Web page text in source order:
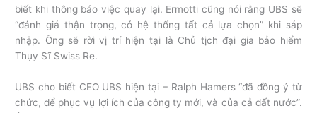
biết khi thông báo việc quay lại. Ermotti cũng nói rằng UBS sẽ
“đánh giá thận trọng, có hệ thống tất cả lựa chọn” khi sáp
nhập. Ông sẽ rời vị trí hiện tại là Chủ tịch đại gia bảo hiểm
Thụy Sĩ Swiss Re.
UBS cho biết CEO UBS hiện tại – Ralph Hamers “đã đồng ý từ
chức, để phục vụ lợi ích của công ty mới, và của cả đất nước”.